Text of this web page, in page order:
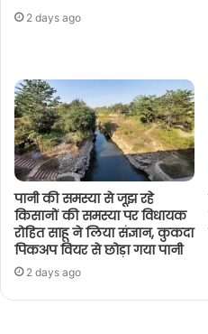
2 days ago
पानी की समस्या से जूझ रहे
किसानों की समस्या पर विधायक
रोहित साहू ने लिया संज्ञान, कुकदा
पिकअप वियर से छोड़ा गया पानी
2 days ago